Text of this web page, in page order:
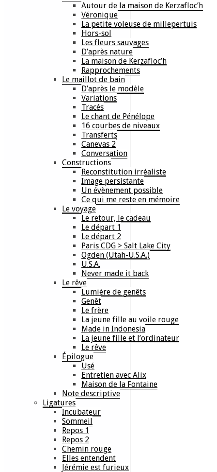
Autour de la maison de Kerzafloc’h
Véronique
La petite voleuse de millepertuis
Hors-sol
Les fleurs sauvages
D’après nature
La maison de Kerzafloc’h
Rapprochements
Le maillot de bain
D’après le modèle
Variations
Tracés
Le chant de Pénélope
16 courbes de niveaux
Transferts
Canevas 2
Conversation
Constructions
Reconstitution irréaliste
Image persistante
Un évènement possible
Ce qui me reste en mémoire
Le voyage
Le retour, le cadeau
Le départ 1
Le départ 2
Paris CDG > Salt Lake City
Ogden (Utah-U.S.A.)
U.S.A.
Never made it back
Le rêve
Lumière de genêts
Genêt
Le frère
La jeune fille au voile rouge
Made in Indonesia
La jeune fille et l’ordinateur
Le rêve
Épilogue
Usé
Entretien avec Alix
Maison de la Fontaine
Note descriptive
Ligatures
Incubateur
Sommeil
Repos 1
Repos 2
Chemin rouge
Elles entendent
Jérémie est furieux